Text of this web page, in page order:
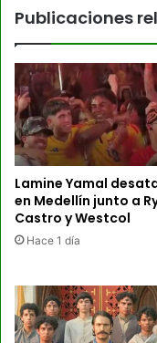
Publicaciones
Lamine Yamal
en Medellín junto a
Castro y Westcol
Hace 1 día